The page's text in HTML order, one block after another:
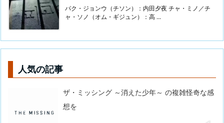
パク・ジョンウ（チソン）：内田夕夜 チャ・ミノ／チ
ャ・ソノ（オム・ギジュン）：高 ...
人気の記事
ザ・ミッシング ～消えた少年～ の複雑怪奇な感
想を